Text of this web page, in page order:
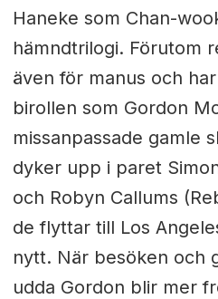
Haneke som Chan-
hämndtrilogi. Förutom
även för manus och
birollen som Gordon
missanpassade gamle
dyker upp i paret
och Robyn Callums
de flyttar till Los
nytt. När besöken och
udda Gordon blir mer